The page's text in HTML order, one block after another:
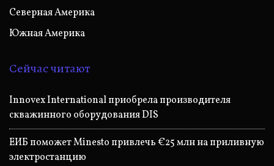
Северная Америка
Южная Америка
Сейчас читают
Innovex International приобрела производителя
скважинного оборудования DIS
ЕИБ поможет Minesto привлечь €25 млн на приливную
электростанцию